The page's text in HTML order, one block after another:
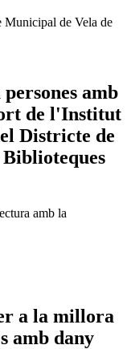
Municipal de Vela de
amb
de l'Institut
Districte de
amb la
a la millora
amb dany